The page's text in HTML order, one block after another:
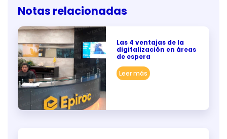
Notas relacionadas
Las 4 ventajas de la
digitalización en áreas
de espera
Leer más